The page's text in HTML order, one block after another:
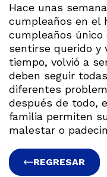
Hace unas
cumpleaños en el
cumpleaños único
sentirse querido y
tiempo, volvió a
deben seguir
diferentes
después de todo,
familia permiten
malestar o
REGRESAR